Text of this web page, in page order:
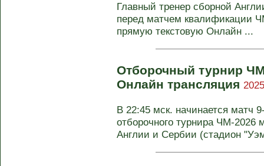
Главный тренер сборной
перед матчем квалификации
прямую текстовую Онлайн ...
Отборочный турнир
Онлайн трансляция
В 22:45 мск. начинается матч
отборочного турнира ЧМ-
Англии и Сербии (стадион